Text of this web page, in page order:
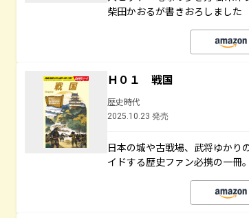
柴田かおるが書きおろしました
Ｈ０１ 戦国
歴史時代
2025.10.23 発売
日本の城や古戦場、武将ゆかり
イドする歴史ファン必携の一冊。